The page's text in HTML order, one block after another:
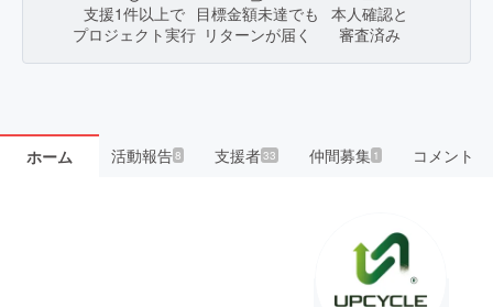
支援1件以上で
プロジェクト実行
目標金額未達でも
リターンが届く
本人確認と
審査済み
ホーム 活動報告8 支援者33 仲間募集 1 コメント